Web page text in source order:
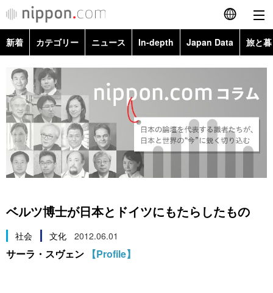
English
Français
カテゴリー
政治・外交
国際
社会
ニュース
アーカイブ
Japan Data
旅と暮らし
新着 カテゴリー ニュース In-depth Japan Data 旅と
政治・外交
経済・ビジネス
国際・海外
社会
暮らし
Topics
Images
People
ベルツ博士が日本とドイツにもたらしたもの
社会 文化 2012.06.01
サーラ・スヴェン 【Profile】